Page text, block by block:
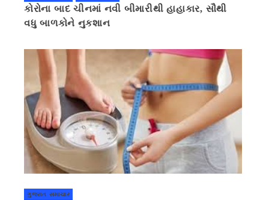
કોરોના બાદ ચીનમાં નવી બીમારીથી હાહાકાર, સૌથી
વધુ બાળકોને નુકશાન
ગુજરાત સમાચાર